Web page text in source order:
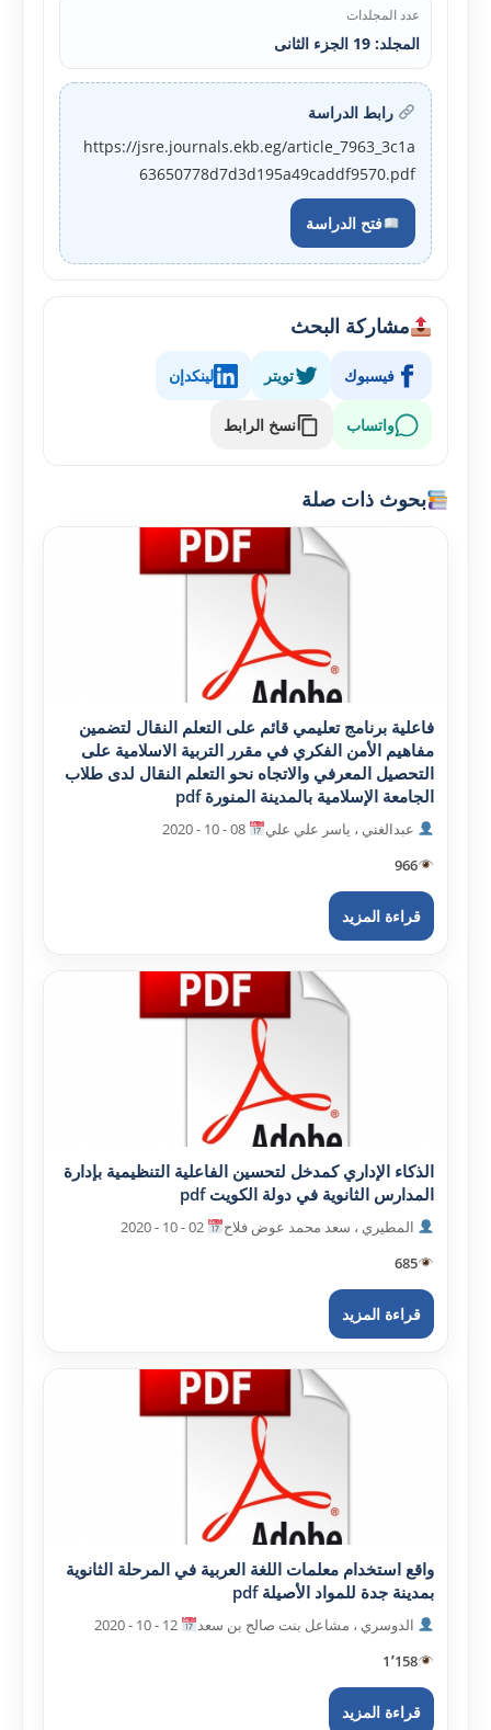
عدد المجلدات
المجلد: 19 الجزء الثانی
رابط الدراسة
https://jsre.journals.ekb.eg/article_7963_3c1a
63650778d7d3d195a49caddf9570.pdf
فتح الدراسة
مشاركة البحث
فيسبوك تويتر لينكدإن
واتساب نسخ الرابط
بحوث ذات صلة
فاعلية برنامج تعليمي قائم على التعلم النقال لتضمين
مفاهيم الأمن الفکري في مقرر التربية الاسلامية على
التحصيل المعرفي والاتجاه نحو التعلم النقال لدى طلاب
الجامعة الإسلامية بالمدينة المنورة pdf
عبدالغني ، ياسر علي علي
966
قراءة المزيد
الذکاء الإداري کمدخل لتحسين الفاعلية التنظيمية بإدارة
المدارس الثانوية في دولة الکويت pdf
المطيري ، سعد محمد عوض فلاح
685
قراءة المزيد
واقع استخدام معلمات اللغة العربية في المرحلة الثانوية
بمدينة جدة للمواد الأصيلة pdf
الدوسري ، مشاعل بنت صالح بن سعد
1٬158
قراءة المزيد